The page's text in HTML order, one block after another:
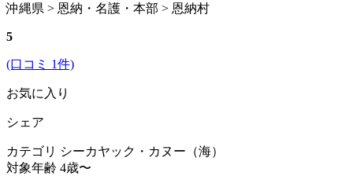
沖縄県 > 恩納・名護・本部 > 恩納村
5
(口コミ 1件)
お気に入り
シェア
カテゴリ シーカヤック・カヌー（海）
対象年齢 4歳〜